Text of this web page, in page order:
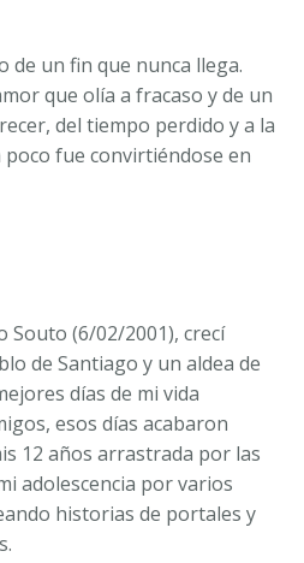
de un fin que nunca llega.
que olía a fracaso y de un
del tiempo perdido y a la
fue convirtiéndose en
Souto (6/02/2001), crecí
de Santiago y un aldea de
días de mi vida
esos días acabaron
12 años arrastrada por las
adolescencia por varios
historias de portales y